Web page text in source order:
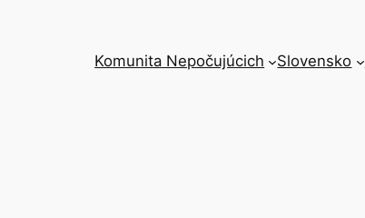
Komunita Nepočujúcich Slovensko